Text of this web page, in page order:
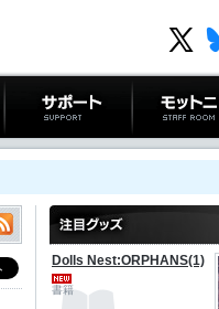
サポート モットニトロ
Dolls Nest:ORPHANS(1)
書籍